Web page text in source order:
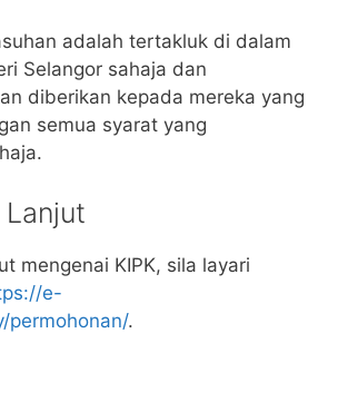
adalah tertakluk di dalam
Selangor sahaja dan
diberikan kepada mereka yang
semua syarat yang
mengenai KIPK, sila layari
e-
permohonan/.